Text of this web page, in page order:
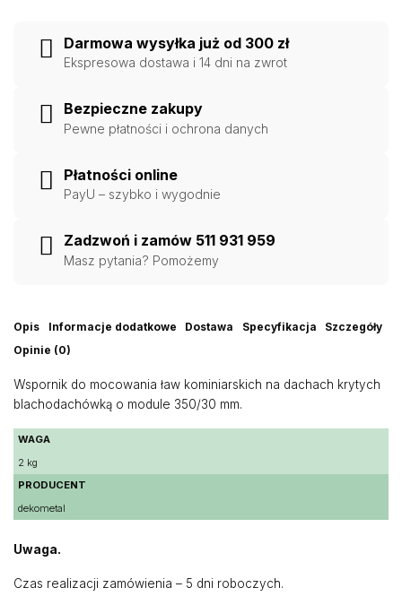
350/30
Darmowa wysyłka już od 300 zł
Ekspresowa dostawa i 14 dni na zwrot
Bezpieczne zakupy
Pewne płatności i ochrona danych
Płatności online
PayU – szybko i wygodnie
Zadzwoń i zamów 511 931 959
Masz pytania? Pomożemy
Opis Informacje dodatkowe Dostawa Specyfikacja
Szczegóły
Opinie (0)
Wspornik do mocowania ław kominiarskich na dachach krytych
blachodachówką o module 350/30 mm.
WAGA
2 kg
PRODUCENT
dekometal
Uwaga.
Czas realizacji zamówienia – 5 dni roboczych.